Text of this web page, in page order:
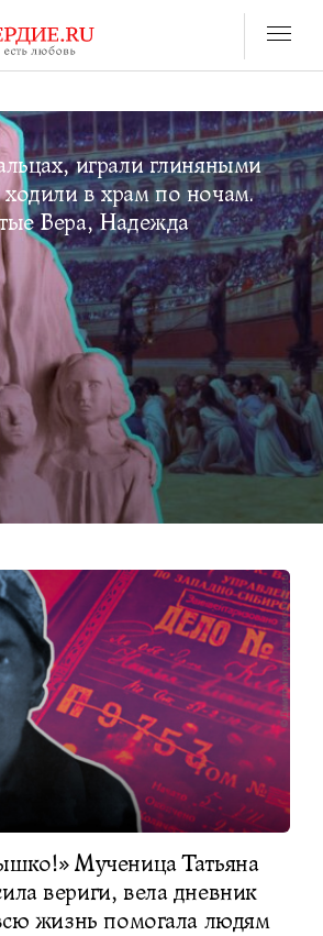
играли глиняными
в храм по ночам.
Вера, Надежда
Мученица Татьяна
вериги, вела дневник
жизнь помогала людям